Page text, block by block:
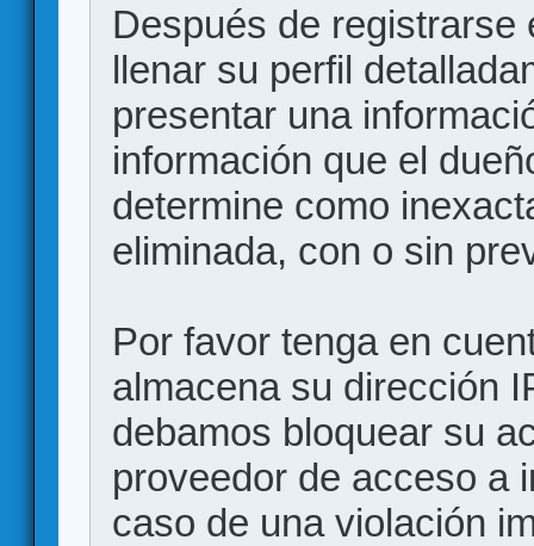
Después de registrarse
llenar su perfil
presentar una
información que el
determine como
eliminada, con o sin
Por favor tenga en
almacena su dirección
debamos bloquear su
proveedor de acceso a
caso de una violación